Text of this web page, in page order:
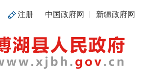
注册 中国政府网 新疆政府网